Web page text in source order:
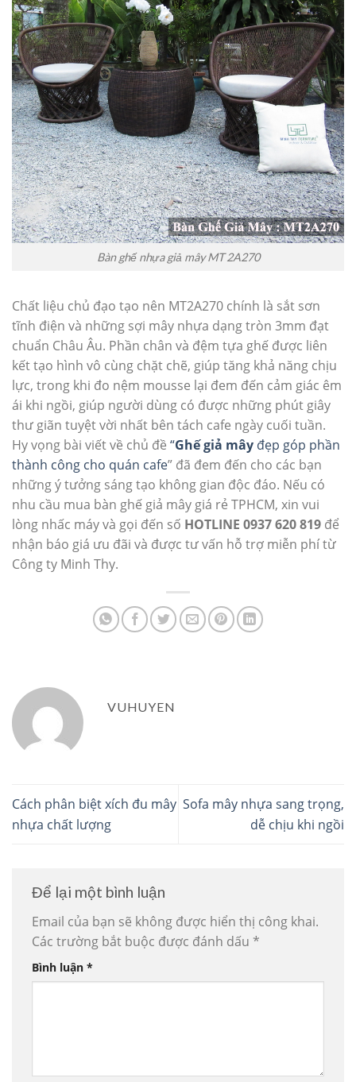
Bàn ghế nhựa giả mây MT 2A270
Chất liệu chủ đạo tạo nên MT2A270 chính là sắt sơn
tĩnh điện và những sợi mây nhựa dạng tròn 3mm đạt
chuẩn Châu Âu. Phần chân và đệm tựa ghế được liên
kết tạo hình vô cùng chặt chẽ, giúp tăng khả năng chịu
lực, trong khi đo nệm mousse lại đem đến cảm giác êm
ái khi ngồi, giúp người dùng có được những phút giây
thư giãn tuyệt vời nhất bên tách cafe ngày cuối tuần.
Hy vọng bài viết về chủ đề “Ghế giả mây đẹp góp phần
thành công cho quán cafe” đã đem đến cho các bạn
những ý tưởng sáng tạo không gian độc đáo. Nếu có
nhu cầu mua bàn ghế giả mây giá rẻ TPHCM, xin vui
lòng nhấc máy và gọi đến số HOTLINE 0937 620 819 để
nhận báo giá ưu đãi và được tư vấn hỗ trợ miễn phí từ
Công ty Minh Thy.
VUHUYEN
Cách phân biệt xích đu mây
nhựa chất lượng
Sofa mây nhựa sang trọng,
dễ chịu khi ngồi
Để lại một bình luận
Email của bạn sẽ không được hiển thị công khai.
Các trường bắt buộc được đánh dấu *
Bình luận *